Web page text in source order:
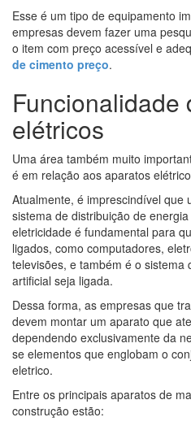
Esse é um tipo de equipamento
empresas devem fazer uma
o item com preço acessível e
de cimento preço.
Funcionalidade
elétricos
Uma área também muito
é em relação aos aparatos
Atualmente, é imprescindível que
sistema de distribuição de
eletricidade é fundamental para
ligados, como computadores,
televisões, e também é o sistema
artificial seja ligada.
Dessa forma, as empresas que
devem montar um aparato que
dependendo exclusivamente da
se elementos que englobam o
eletrico.
Entre os principais aparatos de
construção estão: